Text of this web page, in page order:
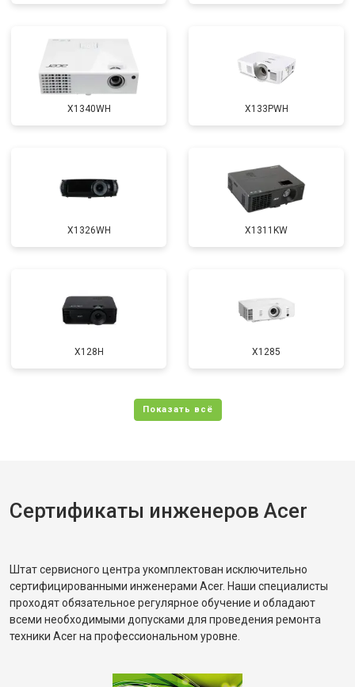
X1340WH X133PWH
X1326WH X1311KW
X128H X1285
Сертификаты инженеров Acer
Штат сервисного центра укомплектован исключительно
сертифицированными инженерами Acer. Наши специалисты
проходят обязательное регулярное обучение и обладают
всеми необходимыми допусками для проведения ремонта
техники Acer на профессиональном уровне.